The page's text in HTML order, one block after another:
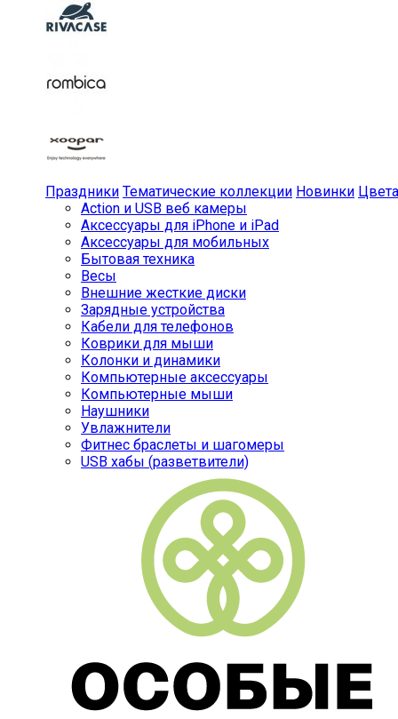
Праздники Тематические коллекции Новинки Цвета
Action и USB веб камеры
Аксессуары для iPhone и iPad
Аксессуары для мобильных
Бытовая техника
Весы
Внешние жесткие диски
Зарядные устройства
Кабели для телефонов
Коврики для мыши
Колонки и динамики
Компьютерные аксессуары
Компьютерные мыши
Наушники
Увлажнители
Фитнес браслеты и шагомеры
USB хабы (разветвители)